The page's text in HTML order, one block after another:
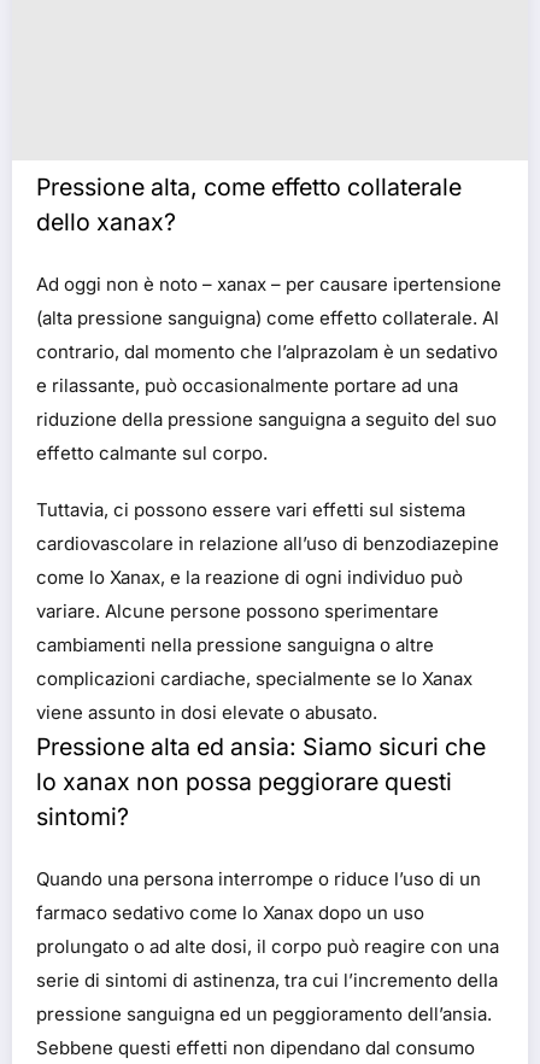
Pressione alta, come effetto collaterale
dello xanax?
Ad oggi non è noto – xanax – per causare ipertensione
(alta pressione sanguigna) come effetto collaterale. Al
contrario, dal momento che l’alprazolam è un sedativo
e rilassante, può occasionalmente portare ad una
riduzione della pressione sanguigna a seguito del suo
effetto calmante sul corpo.
Tuttavia, ci possono essere vari effetti sul sistema
cardiovascolare in relazione all’uso di benzodiazepine
come lo Xanax, e la reazione di ogni individuo può
variare. Alcune persone possono sperimentare
cambiamenti nella pressione sanguigna o altre
complicazioni cardiache, specialmente se lo Xanax
viene assunto in dosi elevate o abusato.
Pressione alta ed ansia: Siamo sicuri che
lo xanax non possa peggiorare questi
sintomi?
Quando una persona interrompe o riduce l’uso di un
farmaco sedativo come lo Xanax dopo un uso
prolungato o ad alte dosi, il corpo può reagire con una
serie di sintomi di astinenza, tra cui l’incremento della
pressione sanguigna ed un peggioramento dell’ansia.
Sebbene questi effetti non dipendano dal consumo